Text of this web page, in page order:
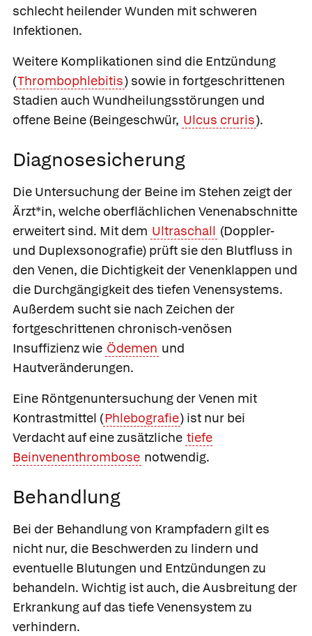
schlecht heilender Wunden mit schweren
Infektionen.
Weitere Komplikationen sind die Entzündung
(Thrombophlebitis) sowie in fortgeschrittenen
Stadien auch Wundheilungsstörungen und
offene Beine (Beingeschwür, Ulcus cruris).
Diagnosesicherung
Die Untersuchung der Beine im Stehen zeigt der
Ärzt*in, welche oberflächlichen Venenabschnitte
erweitert sind. Mit dem Ultraschall (Doppler-
und Duplexsonografie) prüft sie den Blutfluss in
den Venen, die Dichtigkeit der Venenklappen und
die Durchgängigkeit des tiefen Venensystems.
Außerdem sucht sie nach Zeichen der
fortgeschrittenen chronisch-venösen
Insuffizienz wie Ödemen und
Hautveränderungen.
Eine Röntgenuntersuchung der Venen mit
Kontrastmittel (Phlebografie) ist nur bei
Verdacht auf eine zusätzliche tiefe
Beinvenenthrombose notwendig.
Behandlung
Bei der Behandlung von Krampfadern gilt es
nicht nur, die Beschwerden zu lindern und
eventuelle Blutungen und Entzündungen zu
behandeln. Wichtig ist auch, die Ausbreitung der
Erkrankung auf das tiefe Venensystem zu
verhindern.